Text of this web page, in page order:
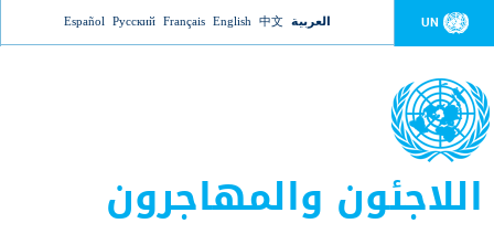
Jump to navigation UN العربية 中文
English
Français
Русский
Español
اللاجئون والمهاجرون